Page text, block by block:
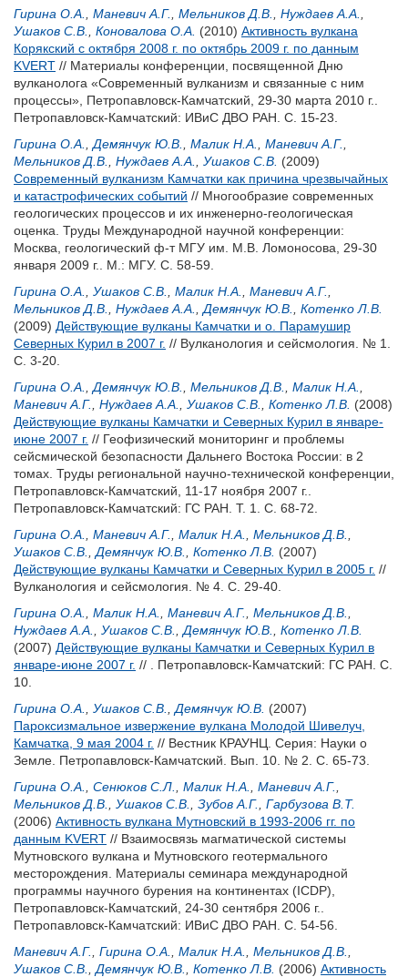
Гирина О.А.
Маневич А.Г. Мельников Д.В. Нуждаев А.А.
Ушаков С.В.
Коновалова О.А. (2010) Активность вулкана
Корякский с октября 2008 г. по октябрь 2009 г. по данным
KVERT // Материалы конференции, посвященной Дню
вулканолога «Современный вулканизм и связанные с ним
процессы», Петропавловск-Камчатский, 29-30 марта 2010 г..
Петропавловск-Камчатский: ИВиС ДВО РАН. С. 15-23.
Гирина О.А.
Демянчук Ю.В. Малик Н.А. Маневич А.Г.
Мельников Д.В.
Нуждаев А.А. Ушаков С.В. (2009)
Современный вулканизм Камчатки как причина чрезвычайных
и катастрофических событий // Многообразие современных
геологических процессов и их инженерно-геологическая
оценка. Труды Международной научной конференции:
Москва, геологический ф-т МГУ им. М.В. Ломоносова, 29-30
января 2009 г.. М.: МГУ. С. 58-59.
Гирина О.А.
Ушаков С.В. Малик Н.А. Маневич А.Г.
Мельников Д.В.
Нуждаев А.А. Демянчук Ю.В.
Котенко Л.В.
(2009) Действующие вулканы Камчатки и о. Парамушир
Северных Курил в 2007 г. // Вулканология и сейсмология. № 1.
С. 3-20.
Гирина О.А.
Демянчук Ю.В. Мельников Д.В. Малик Н.А.
Маневич А.Г.
Нуждаев А.А. Ушаков С.В. Котенко Л.В. (2008)
Действующие вулканы Камчатки и Северных Курил в январе-
июне 2007 г. // Геофизический мониторинг и проблемы
сейсмической безопасности Дальнего Востока России: в 2
томах. Труды региональной научно-технической конференции,
Петропавловск-Камчатский, 11-17 ноября 2007 г..
Петропавловск-Камчатский: ГС РАН. Т. 1. С. 68-72.
Гирина О.А.
Маневич А.Г. Малик Н.А. Мельников Д.В.
Ушаков С.В.
Демянчук Ю.В. Котенко Л.В. (2007)
Действующие вулканы Камчатки и Северных Курил в 2005 г. //
Вулканология и сейсмология. № 4. С. 29-40.
Гирина О.А.
Малик Н.А. Маневич А.Г. Мельников Д.В.
Нуждаев А.А.
Ушаков С.В. Демянчук Ю.В.
Котенко Л.В.
(2007) Действующие вулканы Камчатки и Северных Курил в
январе-июне 2007 г. // . Петропавловск-Камчатский: ГС РАН. С.
10.
Гирина О.А.
Ушаков С.В. Демянчук Ю.В. (2007)
Пароксизмальное извержение вулкана Молодой Шивелуч,
Камчатка, 9 мая 2004 г. // Вестник КРАУНЦ. Серия: Науки о
Земле. Петропавловск-Камчатский. Вып. 10. № 2. С. 65-73.
Гирина О.А.
Сенюков С.Л. Малик Н.А. Маневич А.Г.
Мельников Д.В.
Ушаков С.В. Зубов А.Г.
Гарбузова В.Т.
(2006) Активность вулкана Мутновский в 1993-2006 гг. по
данным KVERT // Взаимосвязь магматической системы
Мутновского вулкана и Мутновского геотермального
месторождения. Материалы семинара международной
программы научного бурения на континентах (ICDP),
Петропавловск-Камчатский, 24-30 сентября 2006 г..
Петропавловск-Камчатский: ИВиС ДВО РАН. С. 54-56.
Маневич А.Г.
Гирина О.А. Малик Н.А. Мельников Д.В.
Ушаков С.В.
Демянчук Ю.В. Котенко Л.В. (2006) Активность